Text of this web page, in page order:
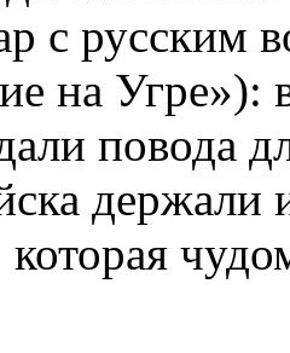
с русским
на Угре»):
повода